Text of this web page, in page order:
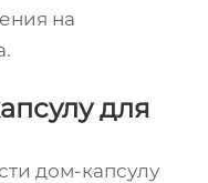
на
для
дом-капсулу